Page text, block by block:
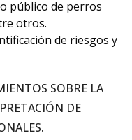
público de perros
otros.
de riesgos y
SOBRE LA
DE